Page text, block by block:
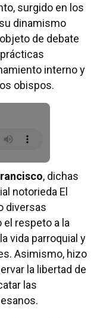
surgido en los
dinamismo
de debate
interno y
obispos.
, dichas
notorieda El
diversas
respeto a la
vida parroquial y
Asimismo, hizo
la libertad de
las